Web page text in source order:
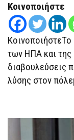
Κοινοποιήστε
των ΗΠΑ και της
διαβουλεύσεις
λύσης στον